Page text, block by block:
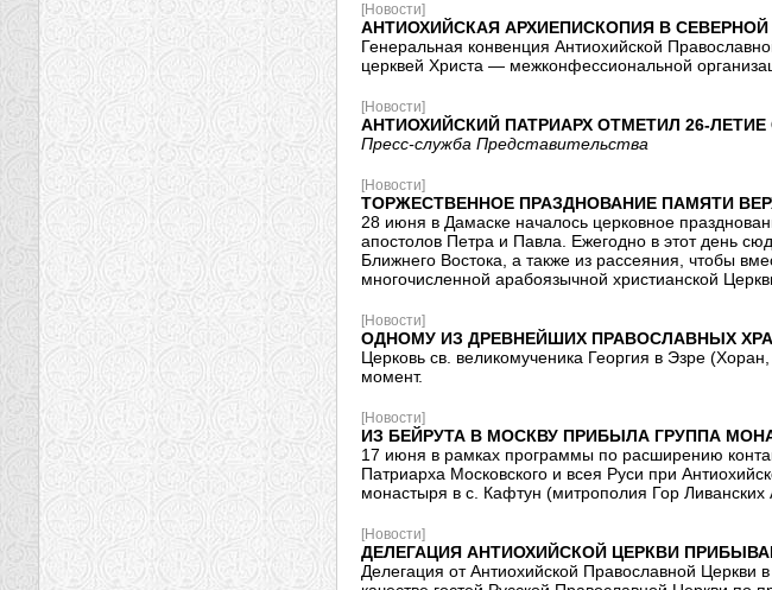
[Новости]
АНТИОХИЙСКАЯ АРХИЕПИСКОПИЯ В
Генеральная конвенция Антиохийской
церквей Христа — межконфессиональной
[Новости]
АНТИОХИЙСКИЙ ПАТРИАРХ ОТМЕТИЛ 26-
Пресс-служба Представительства
[Новости]
ТОРЖЕСТВЕННОЕ ПРАЗДНОВАНИЕ ПАМЯТИ
28 июня в Дамаске началось церковное
апостолов Петра и Павла. Ежегодно в этот день
Ближнего Востока, а также из рассеяния, чтобы
многочисленной арабоязычной христианской
[Новости]
ОДНОМУ ИЗ ДРЕВНЕЙШИХ ПРАВОСЛАВНЫХ
Церковь св. великомученика Георгия в Эзре
момент.
[Новости]
ИЗ БЕЙРУТА В МОСКВУ ПРИБЫЛА ГРУППА
17 июня в рамках программы по расширению
Патриарха Московского и всея Руси при
монастыря в с. Кафтун (митрополия Гор Ливанских
[Новости]
ДЕЛЕГАЦИЯ АНТИОХИЙСКОЙ ЦЕРКВИ
Делегация от Антиохийской Православной Церкви